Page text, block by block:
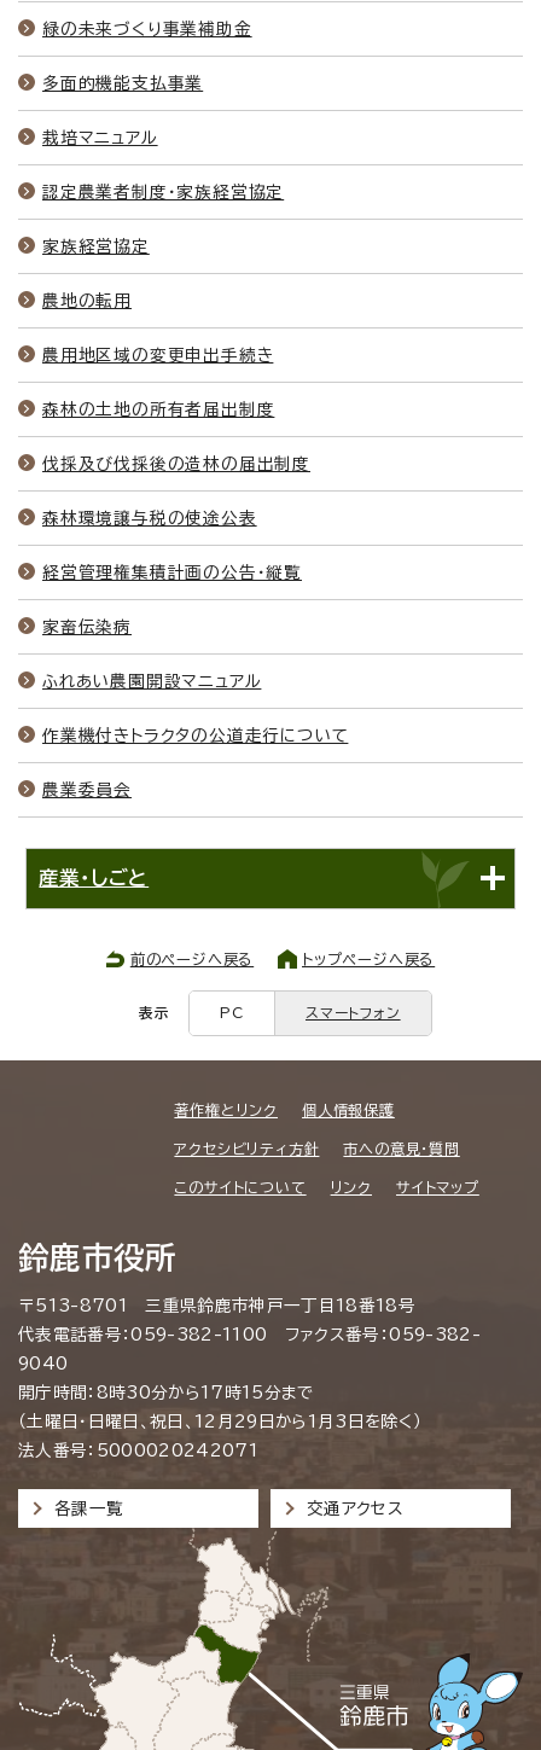
緑の未来づくり事業補助金
多面的機能支払事業
栽培マニュアル
認定農業者制度・家族経営協定
家族経営協定
農地の転用
農用地区域の変更申出手続き
森林の土地の所有者届出制度
伐採及び伐採後の造林の届出制度
森林環境譲与税の使途公表
経営管理権集積計画の公告・縦覧
家畜伝染病
ふれあい農園開設マニュアル
作業機付きトラクタの公道走行について
農業委員会
産業・しごと
前のページへ戻る トップページへ戻る
表示 PC スマートフォン
著作権とリンク 個人情報保護
アクセシビリティ方針 市への意見・質問
このサイトについて リンク サイトマップ
鈴鹿市役所
〒513-8701 三重県鈴鹿市神戸一丁目18番18号
代表電話番号：059-382-1100 ファクス番号：059-382-
9040
開庁時間：8時30分から17時15分まで
（土曜日・日曜日、祝日、12月29日から1月3日を除く）
法人番号：5000020242071
各課一覧 交通アクセス